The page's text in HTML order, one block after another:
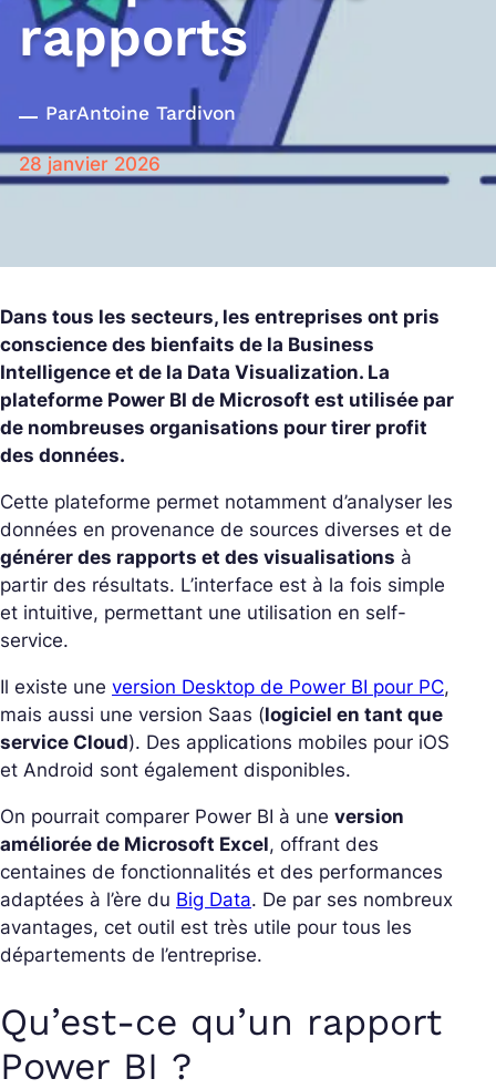
rapports
ParAntoine Tardivon
28 janvier 2026
Dans tous les secteurs, les entreprises ont pris
conscience des bienfaits de la Business
Intelligence et de la Data Visualization. La
plateforme Power BI de Microsoft est utilisée par
de nombreuses organisations pour tirer profit
des données.
Cette plateforme permet notamment d’analyser les
données en provenance de sources diverses et de
générer des rapports et des visualisations à
partir des résultats. L’interface est à la fois simple
et intuitive, permettant une utilisation en self-
service.
Il existe une version Desktop de Power BI pour PC,
mais aussi une version Saas (logiciel en tant que
service Cloud). Des applications mobiles pour iOS
et Android sont également disponibles.
On pourrait comparer Power BI à une version
améliorée de Microsoft Excel, offrant des
centaines de fonctionnalités et des performances
adaptées à l’ère du Big Data. De par ses nombreux
avantages, cet outil est très utile pour tous les
départements de l’entreprise.
Qu’est-ce qu’un rapport
Power BI ?